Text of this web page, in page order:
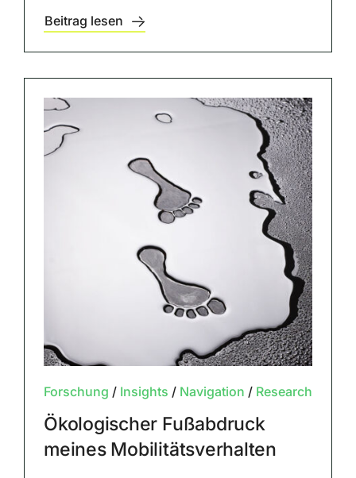
Beitrag lesen
Forschung / Insights / Navigation / Research
Ökologischer Fußabdruck
meines Mobilitätsverhalten